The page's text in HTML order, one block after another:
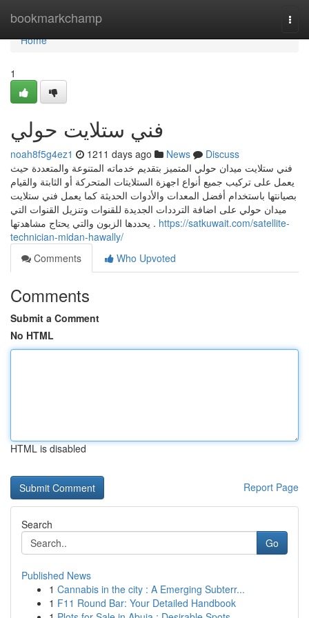
bookmarkchamp
Home
Home
1
فني ستلايت حولي
noah8f5g4ez1 1211 days ago News
Discuss
فني ستلايت ميدان حولي المتميز بتقديم خدماته المتنوعة والمتعددة حيث
يعمل على تركيب جميع أنواع اجهزة الستلايتات المتحركة أو الثابتة والقيام
بصيانتها باستخدام أفضل المعدات والأدوات الحديثة كما يعمل فني ستلايت
ميدان حولي على اضافة الترددات الجديدة للقنوات وتنزيل القنوات التي
يحددها الزبون والتي يحتاج مشاهدتها . https://satkuwait.com/satellite-
technician-midan-hawally/
Comments
Who Upvoted
Comments
Submit a Comment
No HTML
HTML is disabled
Report Page
Search
Go
Published News
1 Cannabis in the city : A Emerging Subterr...
1 F11 Round Bar: Your Detailed Handbook